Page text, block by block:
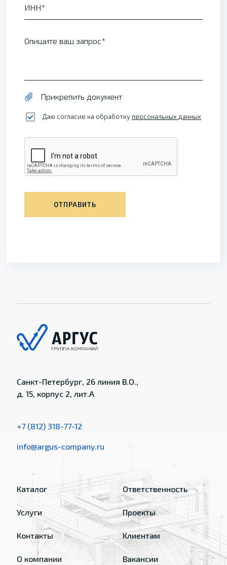
ИНН
Опишите ваш запрос
Прикрепить документ
Даю согласие на обработку персональных данных
ОТПРАВИТЬ
Санкт-Петербург, 26 линия В.О.,
д. 15, корпус 2, лит.А
+7 (812) 318-77-12
info@argus-company.ru
Каталог
Услуги
Контакты
О компании
Ответственность
Проекты
Клиентам
Вакансии